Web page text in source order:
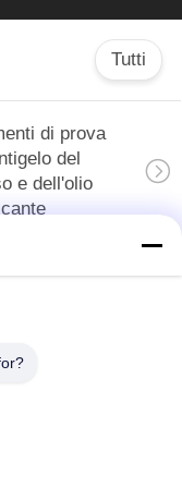
Tutti
di prova
del
e dell'olio
di